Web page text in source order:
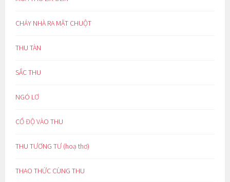
CHÁY NHÀ RA MẶT CHUỘT
THU TÀN
SẮC THU
NGÓ LƠ
CỔ ĐỘ VÀO THU
THU TƯƠNG TƯ (hoạ thơ)
THAO THỨC CÙNG THU